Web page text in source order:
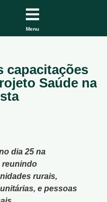
Menu
capacitações
Saúde na
dia 25 na
reunindo
rurais,
e pessoas